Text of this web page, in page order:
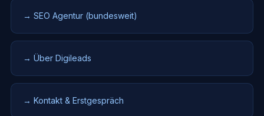
→ SEO Agentur (bundesweit)
→ Über Digileads
→ Kontakt & Erstgespräch